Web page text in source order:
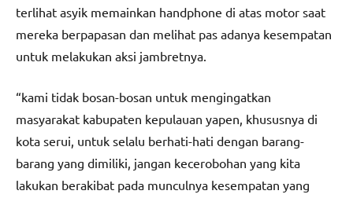
terlihat asyik memainkan handphone di atas motor saat
mereka berpapasan dan melihat pas adanya kesempatan
untuk melakukan aksi jambretnya.
“kami tidak bosan-bosan untuk mengingatkan
masyarakat kabupaten kepulauan yapen, khususnya di
kota serui, untuk selalu berhati-hati dengan barang-
barang yang dimiliki, jangan kecerobohan yang kita
lakukan berakibat pada munculnya kesempatan yang